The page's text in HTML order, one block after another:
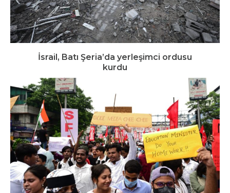
İsrail, Batı Şeria’da yerleşimci ordusu
kurdu